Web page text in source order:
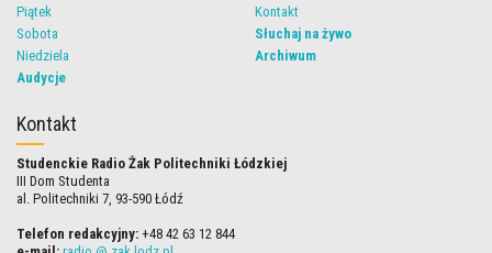
Piątek
Sobota
Niedziela
Audycje
Kontakt
Słuchaj na żywo
Archiwum
Kontakt
Studenckie Radio Żak Politechniki Łódzkiej
III Dom Studenta
al. Politechniki 7, 93-590 Łódź
Telefon redakcyjny: +48 42 63 12 844